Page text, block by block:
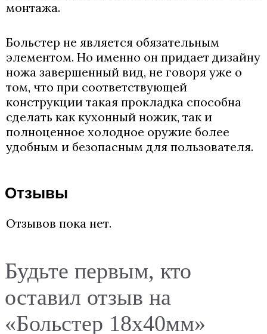
монтажа.
Больстер не является обязательным
элементом. Но именно он придает дизайну
ножа завершенный вид, не говоря уже о
том, что при соответствующей
конструкции такая прокладка способна
сделать как кухонный ножик, так и
полноценное холодное оружие более
удобным и безопасным для пользователя.
Отзывы
Отзывов пока нет.
Будьте первым, кто
оставил отзыв на
«Больстер 18х40мм»